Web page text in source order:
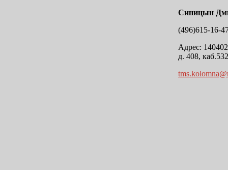
Синицын
(496)615-16-
Адрес:
д. 408, каб.532